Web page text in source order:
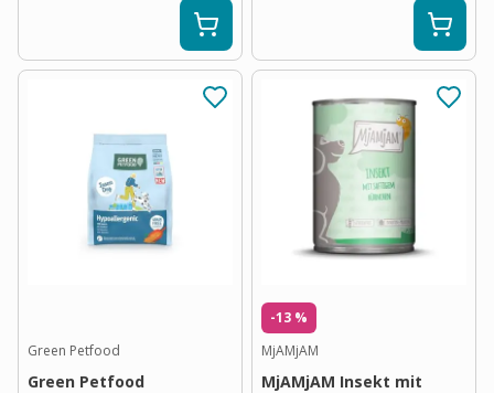
Green Petfood
Green Petfood
-13 %
MjAMjAM
MjAMjAM Insekt mit